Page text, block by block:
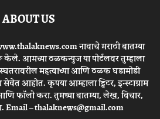
ABOUT US
नावाचे मराठी बातम्या
आमच्या ठळकन्युज या पोर्टलवर तुम्हाला
स्घतरावरील महत्वाच्या आणि ठळक घडामोडी
आहोत. कृपया आम्हाला ट्विटर, इन्स्टाग्राम
करा. तुमच्या बातम्या, लेख, विचार,
Email – thalaknews@gmail.com